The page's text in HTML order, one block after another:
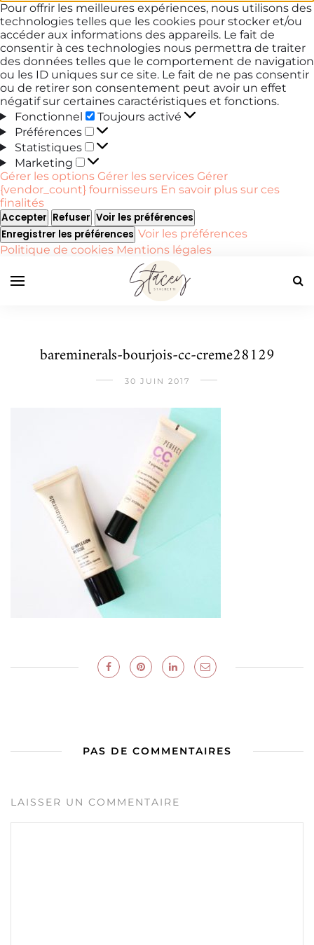
Pour offrir les meilleures expériences, nous utilisons des
technologies telles que les cookies pour stocker et/ou
accéder aux informations des appareils. Le fait de
consentir à ces technologies nous permettra de traiter
des données telles que le comportement de navigation
ou les ID uniques sur ce site. Le fait de ne pas consentir
ou de retirer son consentement peut avoir un effet
négatif sur certaines caractéristiques et fonctions.
Fonctionnel
Fonctionnel
Toujours activé
Préférences
Préférences
Statistiques
Statistiques
Marketing
Marketing
Gérer les options Gérer les services Gérer
{vendor_count} fournisseurs En savoir plus sur ces
finalités
Accepter Refuser Voir les préférences
Enregistrer les préférences Voir les préférences
Politique de cookies Mentions légales
bareminerals-bourjois-cc-creme28129
30 JUIN 2017
PAS DE COMMENTAIRES
LAISSER UN COMMENTAIRE